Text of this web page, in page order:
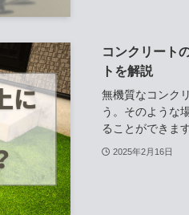
コンクリート
トを解説
無機質なコンク
う。そのような
ることができま
2025年2月16日